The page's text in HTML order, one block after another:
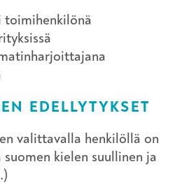
EDELLYTYKSET
valittavalla henkilöllä on
kielen suullinen ja